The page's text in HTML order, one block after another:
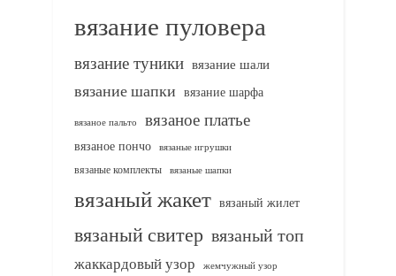
вязание пуловера
вязание туники вязание шали
вязание шапки вязание шарфа
вязаное пальто вязаное платье
вязаное пончо вязаные игрушки
вязаные комплекты
вязаные шапки
вязаный жакет вязаный жилет
вязаный свитер вязаный топ
жаккардовый узор жемчужный узор